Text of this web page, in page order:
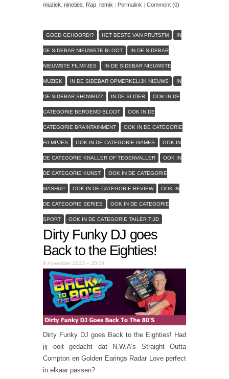
muziek nineties Rap remix | Permalink | Comment (0)
GOED GEHOORD!? HET BESTE VAN PRUTSFM IN
DE SIDEBAR NIEUWSTE BLOOT IN DE SIDEBAR
NIEUWSTE FILMPJES IN DE SIDEBAR NIEUWSTE
MUZIEK IN DE SIDEBAR OPMERKELIJK NIEUWS IN
DE SIDEBAR SHOWBIZZ IN DE SLIDER OOK IN DE
CATEGORIE BEROEMD BLOOT OOK IN DE
CATEGORIE BRAINTAINMENT OOK IN DE CATEGORIE
FILMPJES OOK IN DE CATEGORIE GAMES OOK IN
DE CATEGORIE KNALLER OF TEGENVALLER OOK IN
DE CATEGORIE KUNST OOK IN DE CATEGORIE
MASHUP OOK IN DE CATEGORIE REVIEW OOK IN
DE CATEGORIE SERIES OOK IN DE CATEGORIE
SPORT OOK IN DE CATEGORIE TAILER TIJD
Dirty Funky DJ goes
Back to the Eighties!
9 november 2023 – 20:34
Dirty Funky DJ goes Back to the Eighties! Had
jij ooit gedacht dat N.W.A’s Straight Outta
Compton en Golden Earings Radar Love perfect
in elkaar passen?